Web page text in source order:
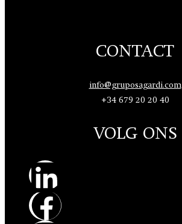
CONTACT
info@gruposagardi.com
+34 679 20 20 40
VOLG ONS